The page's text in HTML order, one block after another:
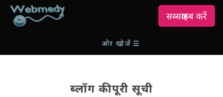
सब्सक्राइब करें
ओर खोजें ☰
ब्लॉग की पूरी सूची